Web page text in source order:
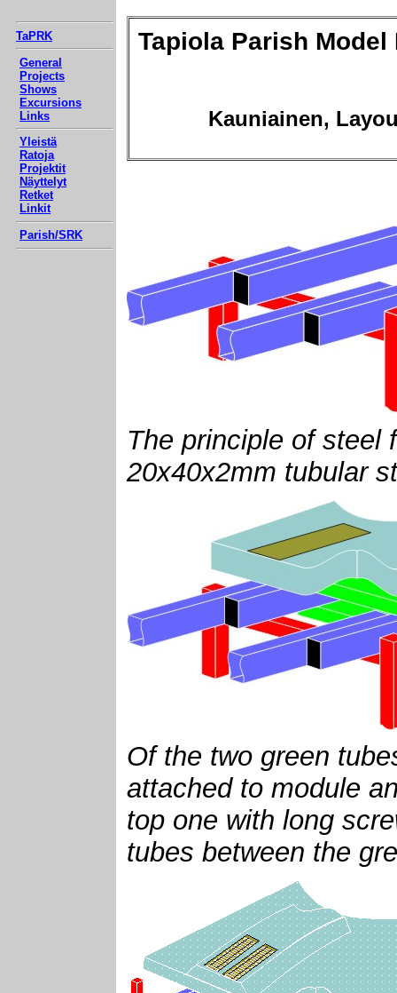
TaPRK
General
Projects
Shows
Excursions
Links
Yleistä
Ratoja
Projektit
Näyttelyt
Retket
Linkit
Parish/SRK
Tapiola Parish Model
Kauniainen,
The principle of steel
20x40x2mm tubular
Of the two green
attached to module
top one with long
tubes between the